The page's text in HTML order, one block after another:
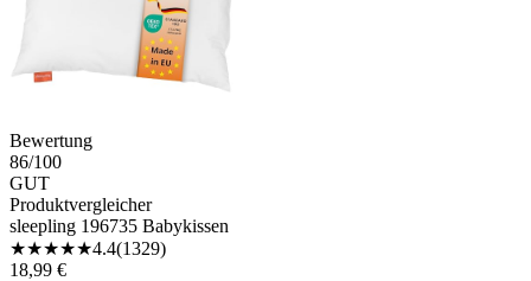
Bewertung
86/100
GUT
Produktvergleicher
sleepling 196735 Babykissen
★★★★★4.4(1329)
18,99 €